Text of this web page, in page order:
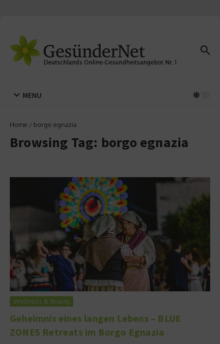
MENU
Home / borgo egnazia
Browsing Tag: borgo egnazia
Wellness & Beauty
Geheimnis eines langen Lebens – BLUE
ZONES Retreats im Borgo Egnazia